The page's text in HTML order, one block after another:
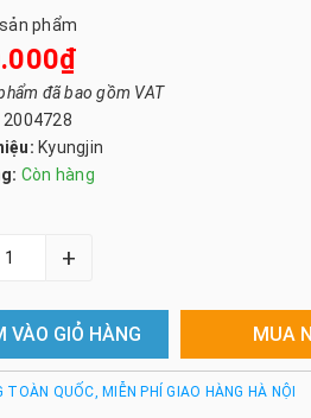
phẩm
đã bao gồm VAT
2004728
Kyungjin
Còn hàng
+
VÀO GIỎ HÀNG MUA
TOÀN QUỐC, MIỄN PHÍ GIAO HÀNG HÀ NỘI